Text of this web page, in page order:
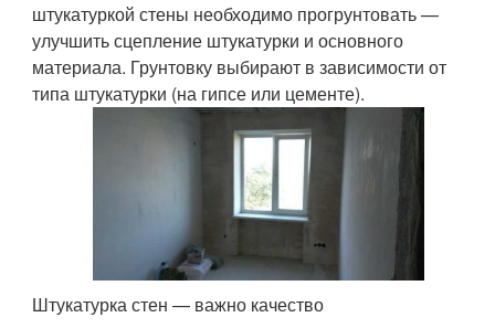
штукатуркой стены необходимо прогрунтовать —
улучшить сцепление штукатурки и основного
материала. Грунтовку выбирают в зависимости от
типа штукатурки (на гипсе или цементе).
Штукатурка стен — важно качество